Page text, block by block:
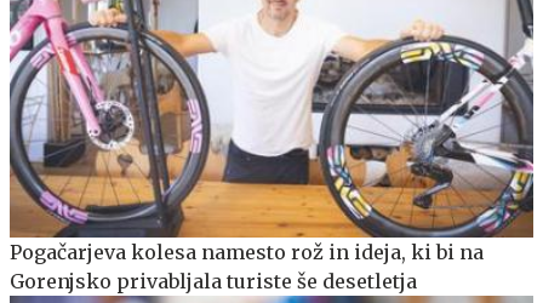
Pogačarjeva kolesa namesto rož in ideja, ki bi na
Gorenjsko privabljala turiste še desetletja